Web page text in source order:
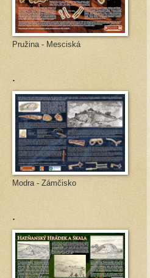
Pružina - Mesciská
.
Modra - Zámčisko
.